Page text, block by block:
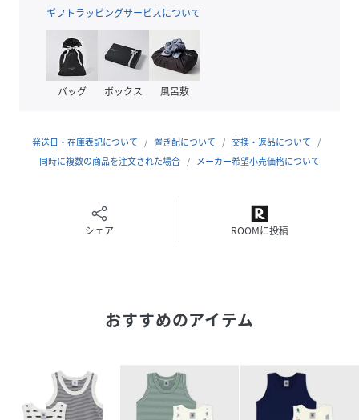
ギフトラッピングサービスについて
バッグ ボックス 風呂敷
発送日・在庫表記について 置き配について
交換・返品について
同時に複数の商品を注文された場合
メーカー希望小売価格について
シェア ROOMに投稿
おすすめのアイテム